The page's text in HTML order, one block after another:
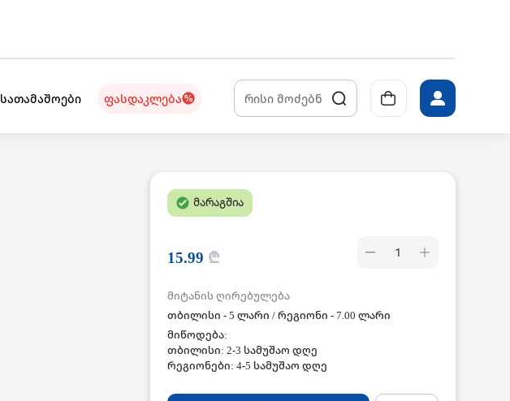
სათამაშოები ფასდაკლება
მარაგშია
15.99 ₾ 1
მიტანის ღირებულება
თბილისი - 5 ლარი / რეგიონი - 7.00 ლარი
მიწოდება:
თბილისი: 2-3 სამუშაო დღე
რეგიონები: 4-5 სამუშაო დღე